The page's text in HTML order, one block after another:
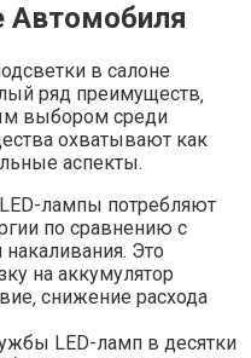
Автомобиля
в салоне
ряд преимуществ‚
выбором среди
охватывают как
аспекты.
LED-лампы потребляют
по сравнению с
Это
на аккумулятор
снижение расхода
LED-ламп в десятки